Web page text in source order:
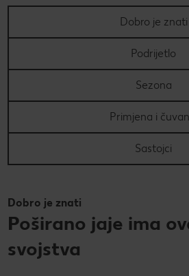
PRAVILA NAGRADNOG
zadaća“
Dobro je znati
Podrijetlo
Sezona
Primjena i
Sastojci
Dobro je znati
Poširano jaje ima
svojstva